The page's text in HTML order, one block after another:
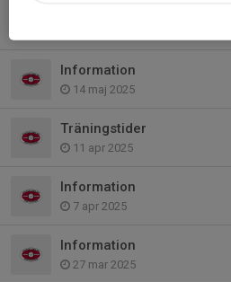
Information
14 maj 2025
Träningstider
11 apr 2025
Information
7 apr 2025
Information
27 mar 2025